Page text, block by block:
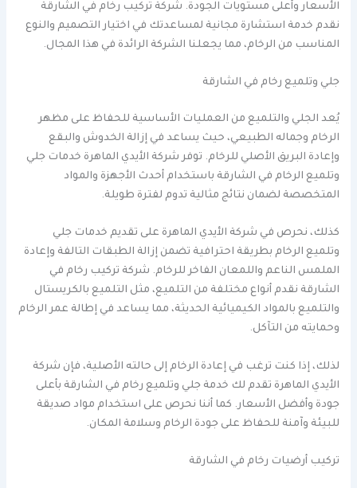
الأسعار وأعلى مستويات الجودة. شركة تركيب رخام في الشارقة
نقدم خدمة استشارة مجانية لمساعدتك في اختيار التصميم والنوع
المناسب من الرخام، مما يجعلنا الشركة الرائدة في هذا المجال.
جلي وتلميع رخام في الشارقة
يُعد الجلي والتلميع من العمليات الأساسية للحفاظ على مظهر
الرخام وجماله الطبيعي، حيث يساعد في إزالة الخدوش والبقع
وإعادة البريق الأصلي للرخام. توفر شركة الأيدي الماهرة خدمات جلي
وتلميع الرخام في الشارقة باستخدام أحدث الأجهزة والمواد
المتخصصة لضمان نتائج مثالية تدوم لفترة طويلة.
كذلك، نحرص في شركة الأيدي الماهرة على تقديم خدمات جلي
وتلميع الرخام بطريقة احترافية تضمن إزالة الطبقات التالفة وإعادة
الملمس الناعم واللمعان الفاخر للرخام. شركة تركيب رخام في
الشارقة نقدم أنواع مختلفة من التلميع، مثل التلميع بالكريستال
والتلميع بالمواد الكيميائية الحديثة، مما يساعد في إطالة عمر الرخام
وحمايته من التآكل.
لذلك، إذا كنت ترغب في إعادة الرخام إلى حالته الأصلية، فإن شركة
الأيدي الماهرة تقدم لك خدمة جلي وتلميع رخام في الشارقة بأعلى
جودة وأفضل الأسعار. كما أننا نحرص على استخدام مواد صديقة
للبيئة وآمنة للحفاظ على جودة الرخام وسلامة المكان.
تركيب أرضيات رخام في الشارقة